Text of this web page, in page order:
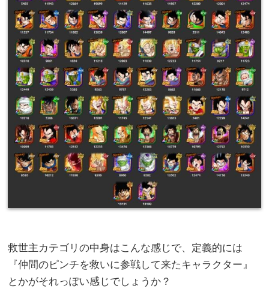
救世主カテゴリの中身はこんな感じで、定義的には
『仲間のピンチを救いに参戦して来たキャラクター』
とかがそれっぽい感じでしょうか？